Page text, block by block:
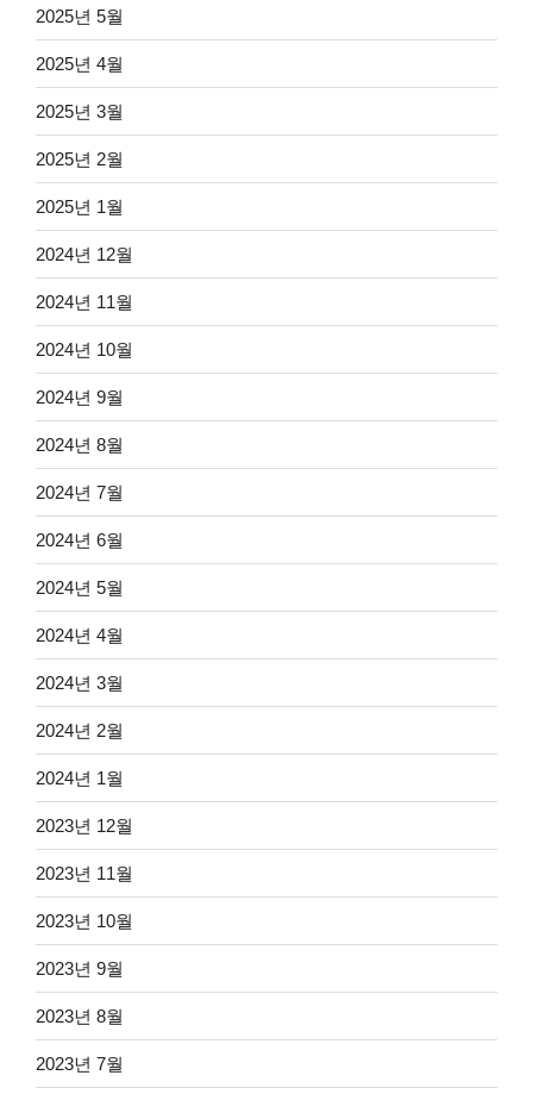
2025년 5월
2025년 4월
2025년 3월
2025년 2월
2025년 1월
2024년 12월
2024년 11월
2024년 10월
2024년 9월
2024년 8월
2024년 7월
2024년 6월
2024년 5월
2024년 4월
2024년 3월
2024년 2월
2024년 1월
2023년 12월
2023년 11월
2023년 10월
2023년 9월
2023년 8월
2023년 7월